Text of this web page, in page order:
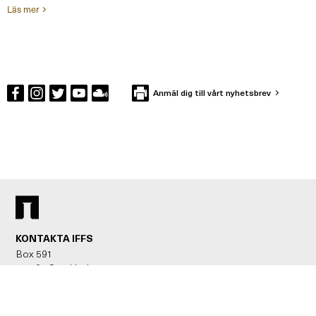
Läs mer
Anmäl dig till vårt nyhetsbrev
KONTAKTA IFFS
Box 591
101 31 Stockholm